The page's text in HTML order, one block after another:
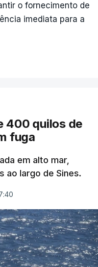
o fornecimento de
imediata para a
400 quilos de
fuga
em alto mar,
ao largo de Sines.